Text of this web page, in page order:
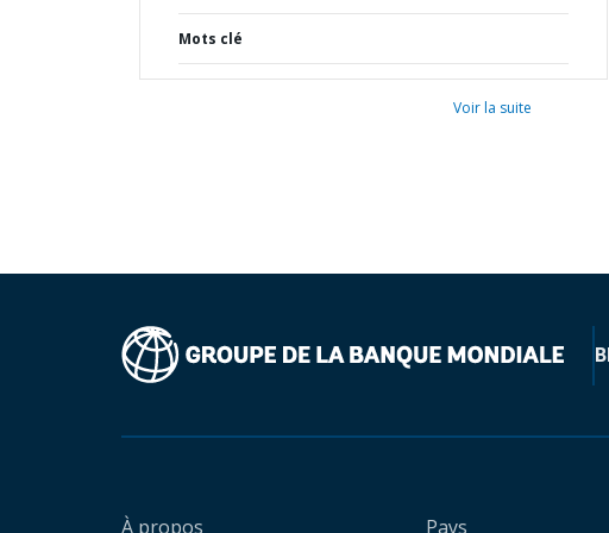
Mots clé
Voir la suite
À propos Pays